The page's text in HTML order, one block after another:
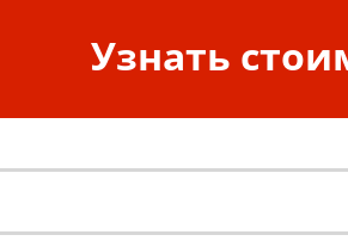
Узнать